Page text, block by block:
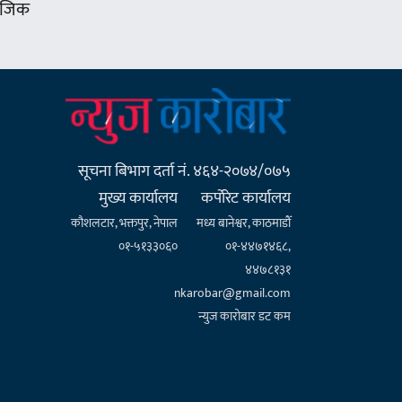
सूचना बिभाग दर्ता नं. ४६४-२०७४/०७५
मुख्य कार्यालय
कौशलटार, भक्तपुर, नेपाल
०१-५१३३०६०
कर्पाेरेट कार्यालय
मध्य बानेश्वर, काठमाडौँ
०१-४४७१४६८,
४४७८१३१
nkarobar@gmail.com
न्युज कारोबार डट कम